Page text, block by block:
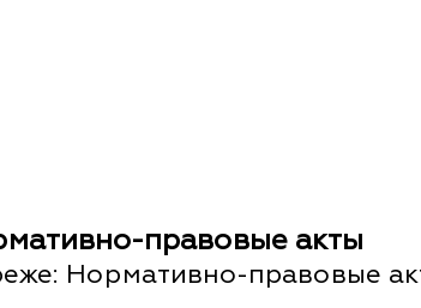
правовые акты
Нормативно-правовые